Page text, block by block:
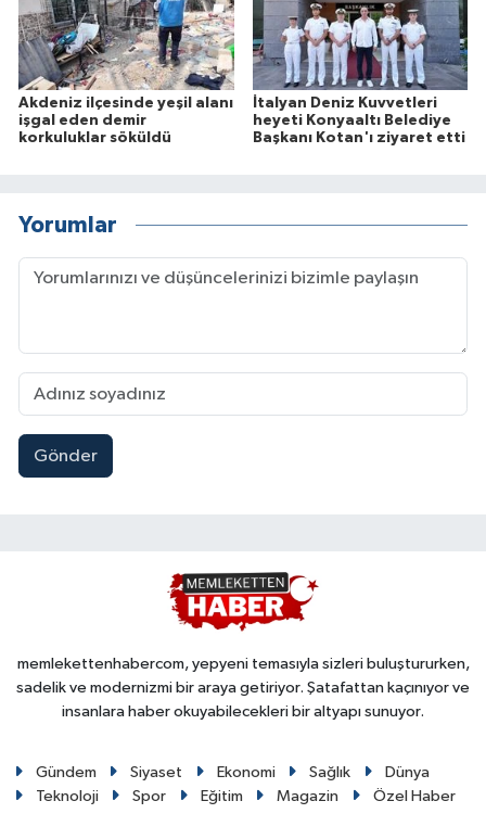
Akdeniz ilçesinde yeşil alanı
işgal eden demir
korkuluklar söküldü
İtalyan Deniz Kuvvetleri
heyeti Konyaaltı Belediye
Başkanı Kotan'ı ziyaret etti
Yorumlar
Gönder
memlekettenhabercom, yepyeni temasıyla sizleri buluştururken,
sadelik ve modernizmi bir araya getiriyor. Şatafattan kaçınıyor ve
insanlara haber okuyabilecekleri bir altyapı sunuyor.
Gündem Siyaset Ekonomi Sağlık
Dünya
Teknoloji
Spor Eğitim Magazin Özel Haber